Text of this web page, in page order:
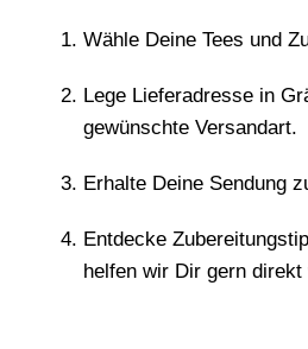
Wähle Deine Tees und
Lege Lieferadresse in
gewünschte Versandart.
Erhalte Deine Sendung
Entdecke
helfen wir Dir gern direkt